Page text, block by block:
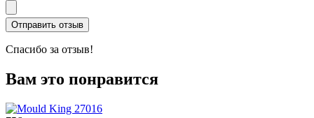
Спасибо за отзыв!
Вам это понравится